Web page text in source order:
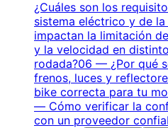
¿Cuáles son los
sistema eléctrico y de la
impactan la limitación
y la velocidad en
rodada?06 — ¿Por qué
frenos, luces y
bike correcta para tu
— Cómo verificar la
con un proveedor